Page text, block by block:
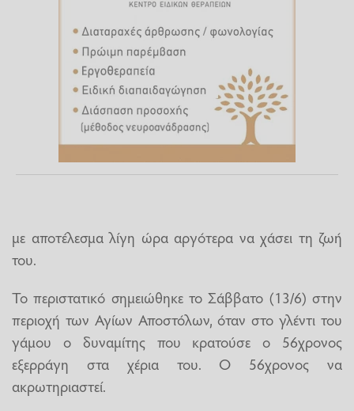
με αποτέλεσμα λίγη ώρα αργότερα να χάσει τη ζωή
του.
Το περιστατικό σημειώθηκε το Σάββατο (13/6) στην
περιοχή των Αγίων Αποστόλων, όταν στο γλέντι του
γάμου ο δυναμίτης που κρατούσε ο 56χρονος
εξερράγη στα χέρια του. Ο 56χρονος να
ακρωτηριαστεί.